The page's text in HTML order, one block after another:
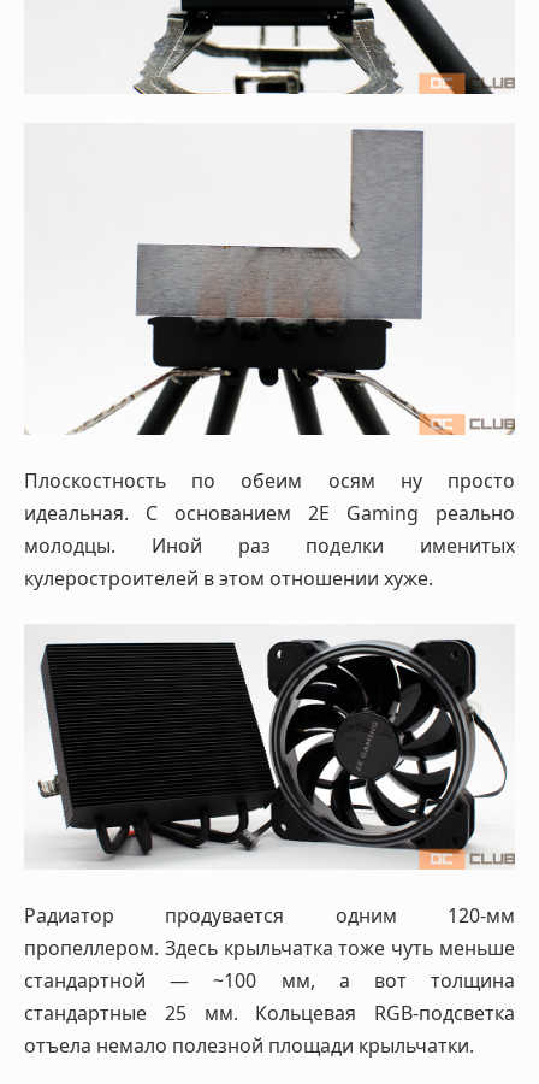
Плоскостность по обеим осям ну просто
идеальная. С основанием 2E Gaming реально
молодцы. Иной раз поделки именитых
кулеростроителей в этом отношении хуже.
Радиатор продувается одним 120-мм
пропеллером. Здесь крыльчатка тоже чуть меньше
стандартной — ~100 мм, а вот толщина
стандартные 25 мм. Кольцевая RGB-подсветка
отъела немало полезной площади крыльчатки.